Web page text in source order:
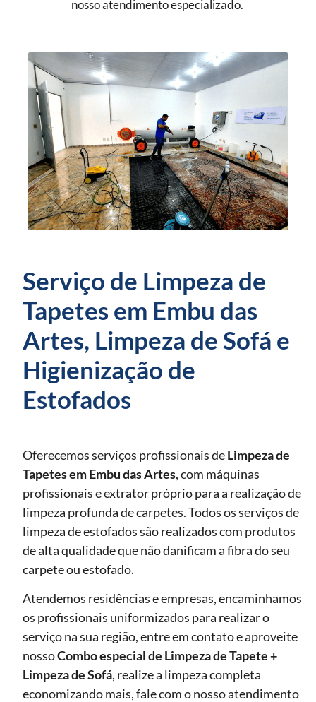
nosso atendimento especializado.
Serviço de Limpeza de
Tapetes em Embu das
Artes, Limpeza de Sofá e
Higienização de
Estofados
Oferecemos serviços profissionais deLimpeza de
Tapetesem Embu das Artes, com máquinas
profissionais e extrator próprio para a realização de
limpeza profunda de carpetes. Todos os serviços de
limpeza de estofados são realizados com produtos
de alta qualidade que não danificam a fibra do seu
carpete ou estofado.
Atendemos residências e empresas, encaminhamos
os profissionais uniformizados para realizar o
serviço na sua região, entre em contato e aproveite
nossoCombo especial de Limpeza de Tapete +
Limpeza de Sofá, realize a limpeza completa
economizando mais, fale com o nosso atendimento